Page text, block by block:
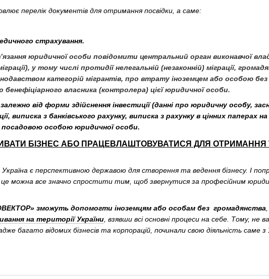
перелік документів для отримання посвідки, а саме:
страхування.
юридичної особи повідомити центральний орган виконавчої
у тому числі протидії нелегальній (незаконній) міграції,
категорій мігрантів, про втрату іноземцем або особою
бенефіціарного власника (контролера) цієї юридичної особи.
від форми здійснення інвестиції (данні про юридичну особу,
виписка з банківського рахунку, виписка з рахунку в цінних паперах
особою юридичної особи.
БІЗНЕС АБО ПРАЦЕВЛАШТОВУВАТИСЯ ДЛЯ
є перспективною державою для створення та ведення бізнесу. І
це можна все значно спростити тим, щоб звернутися за професійним
зможуть допомогти іноземцям або особам без громадянства
на території України , взявши всі основні процеси на себе. Тому, не
багато відомих бізнесів та корпорацій, починали свою діяльність саме з